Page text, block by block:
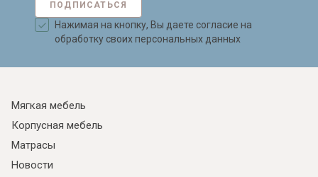
ПОДПИСАТЬСЯ
Нажимая на кнопку, Вы даете согласие на
обработку своих персональных данных
Мягкая мебель
Корпусная мебель
Матрасы
Новости